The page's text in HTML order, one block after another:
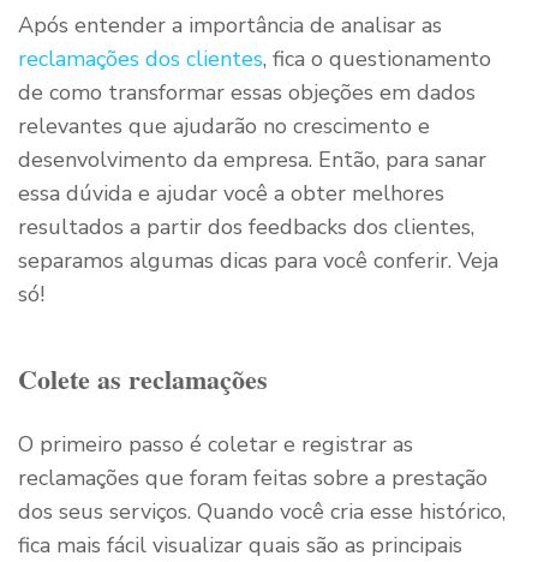
Após entender a importância de analisar as
reclamações dos clientes, fica o questionamento
de como transformar essas objeções em dados
relevantes que ajudarão no crescimento e
desenvolvimento da empresa. Então, para sanar
essa dúvida e ajudar você a obter melhores
resultados a partir dos feedbacks dos clientes,
separamos algumas dicas para você conferir. Veja
só!
Colete as reclamações
O primeiro passo é coletar e registrar as
reclamações que foram feitas sobre a prestação
dos seus serviços. Quando você cria esse histórico,
fica mais fácil visualizar quais são as principais